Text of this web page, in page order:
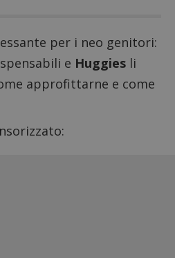
per i neo genitori:
e Huggies li
approfittarne e come